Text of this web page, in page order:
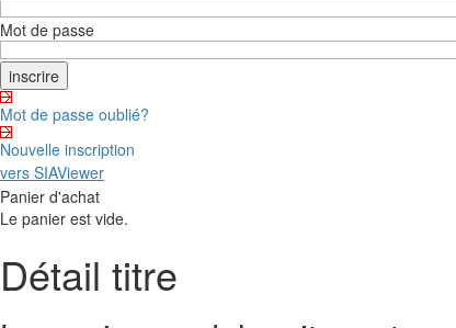
Mot de passe
Mot de passe oublié?
Nouvelle inscription
vers SIAViewer
Panier d'achat
Le panier est vide.
Détail titre